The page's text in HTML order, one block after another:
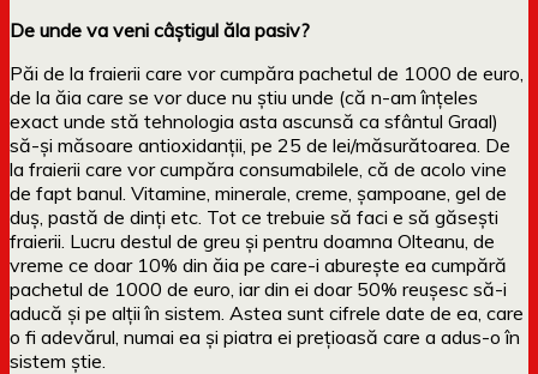
De unde va veni câștigul ăla pasiv?
Păi de la fraierii care vor cumpăra pachetul de 1000 de euro,
de la ăia care se vor duce nu știu unde (că n-am înțeles
exact unde stă tehnologia asta ascunsă ca sfântul Graal)
să-și măsoare antioxidanții, pe 25 de lei/măsurătoarea. De
la fraierii care vor cumpăra consumabilele, că de acolo vine
de fapt banul. Vitamine, minerale, creme, șampoane, gel de
duș, pastă de dinți etc. Tot ce trebuie să faci e să găsești
fraierii. Lucru destul de greu și pentru doamna Olteanu, de
vreme ce doar 10% din ăia pe care-i aburește ea cumpără
pachetul de 1000 de euro, iar din ei doar 50% reușesc să-i
aducă și pe alții în sistem. Astea sunt cifrele date de ea, care
o fi adevărul, numai ea și piatra ei prețioasă care a adus-o în
sistem știe.